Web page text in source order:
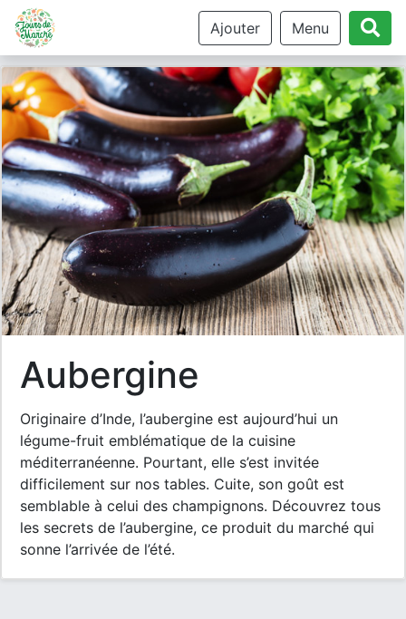
Ajouter Menu
aubergine
Originaire d’Inde, l’aubergine est aujourd’hui un
légume-fruit emblématique de la cuisine
méditerranéenne. Pourtant, elle s’est invitée
difficilement sur nos tables. Cuite, son goût est
semblable à celui des champignons. Découvrez tous
les secrets de l’aubergine, ce produit du marché qui
sonne l’arrivée de l’été.